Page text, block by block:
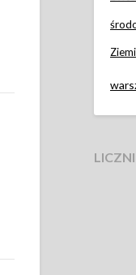
Ziemi